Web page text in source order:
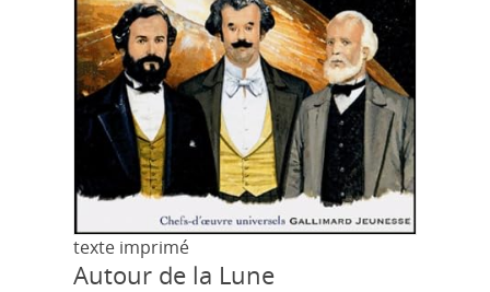
texte imprimé
Autour de la Lune